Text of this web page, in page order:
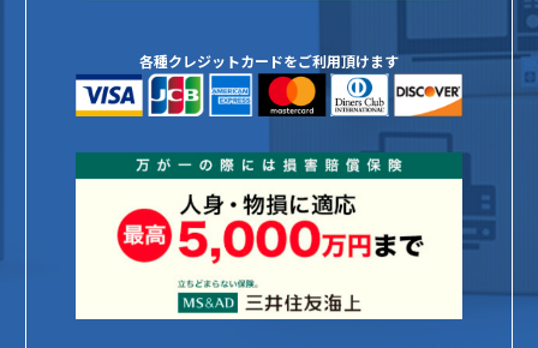
各種クレジットカードをご利用頂けます